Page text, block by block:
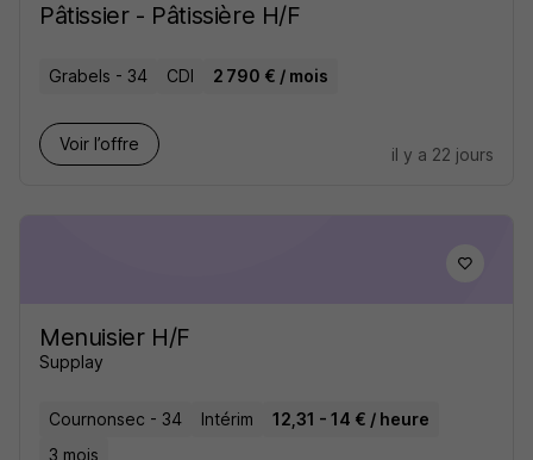
Pâtissier - Pâtissière H/F
Grabels - 34 CDI 2 790 € / mois
Voir l’offre
il y a 22 jours
Menuisier H/F
Supplay
Cournonsec - 34 Intérim
12,31 - 14 € / heure
3 mois